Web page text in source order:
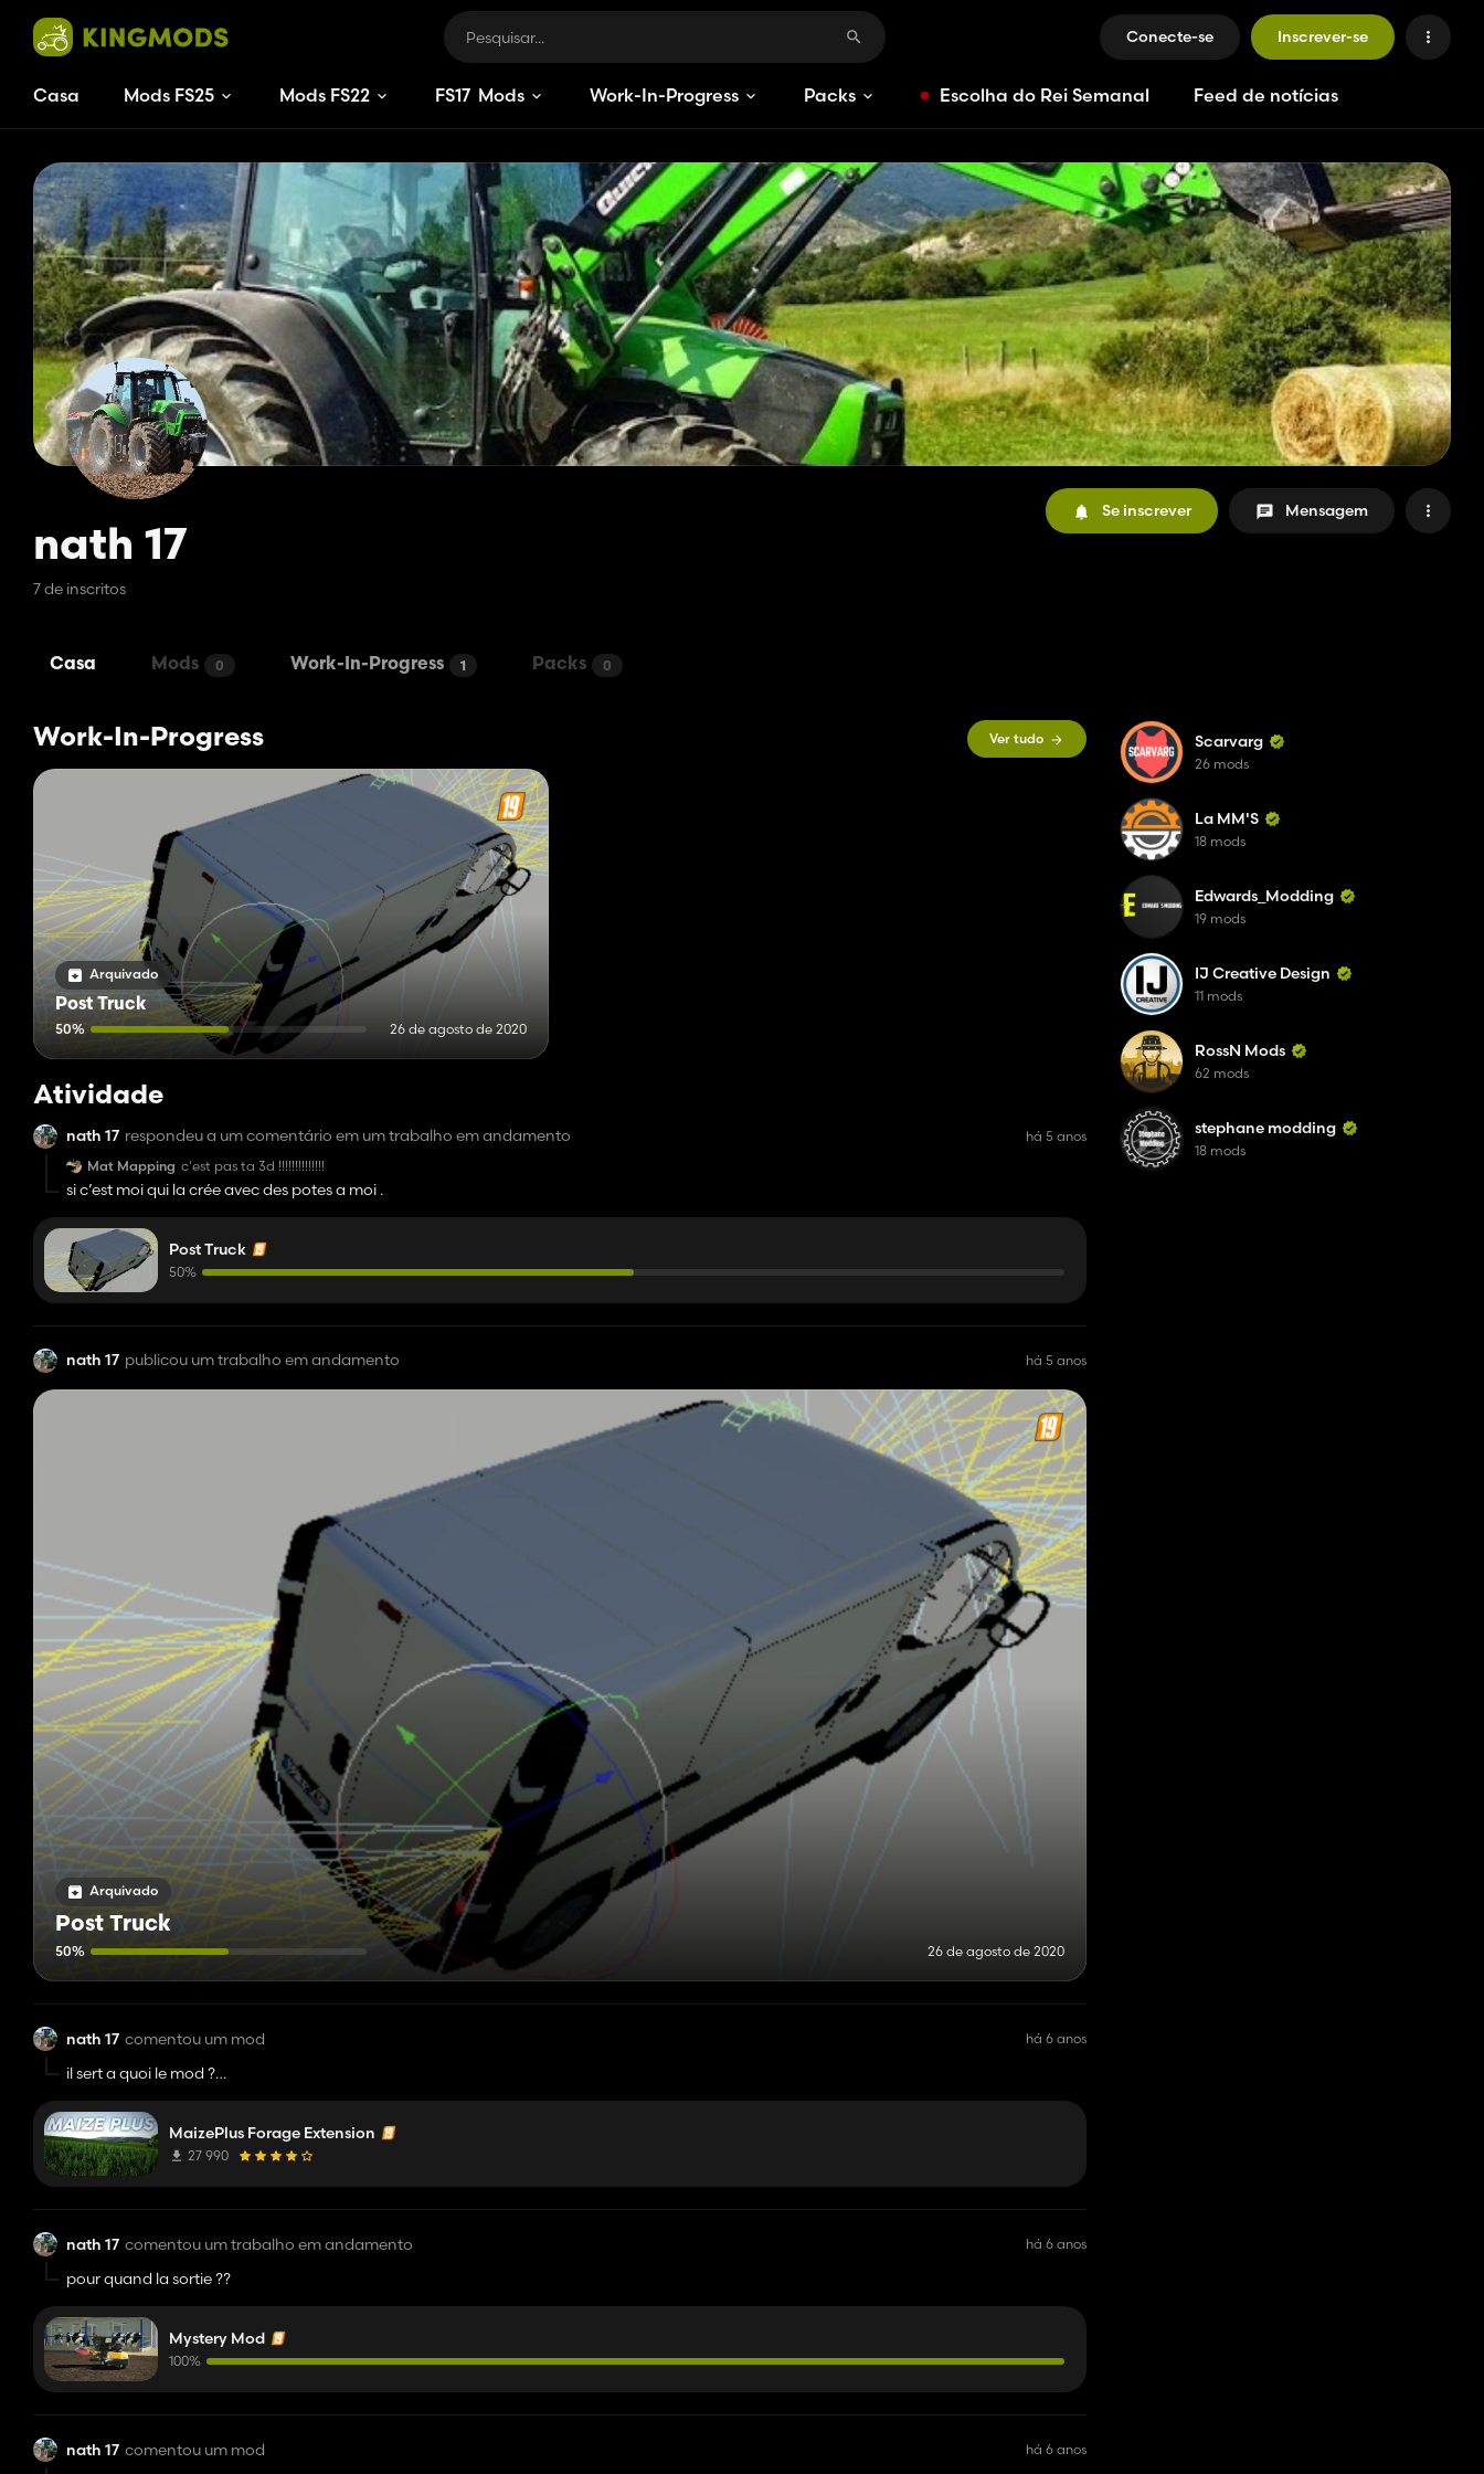
Conecte-se Inscrever-se
Casa Mods FS25 Mods FS22 FS17 Mods Work-In-Progress Packs Escolha do Rei Semanal Feed de notícias
nath 17
7 de inscritos
Se inscrever Mensagem
Casa Mods 0 Work-In-Progress 1 Packs 0
Work-In-Progress Ver tudo
Arquivado
Post Truck
50% 26 de agosto de 2020
Atividade
nath 17 respondeu a um comentário em um trabalho em andamento
há 5 anos
Mat Mapping c'est pas ta 3d !!!!!!!!!!!!!!
si c’est moi qui la crée avec des potes a moi .
Post Truck
50%
nath 17 publicou um trabalho em andamento há 5 anos
Arquivado
Post Truck
50% 26 de agosto de 2020
nath 17 comentou um mod há 6 anos
il sert a quoi le mod ???
MaizePlus Forage Extension
27 990
nath 17 comentou um trabalho em andamento há 6 anos
pour quand la sortie ??
Mystery Mod
100%
nath 17 comentou um mod há 6 anos
Scarvarg
26 mods
La MM'S
18 mods
Edwards_Modding
19 mods
IJ Creative Design
11 mods
RossN Mods
62 mods
stephane modding
18 mods